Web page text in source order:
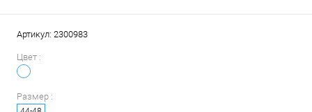
Артикул: 2300983
Цвет :
Размер :